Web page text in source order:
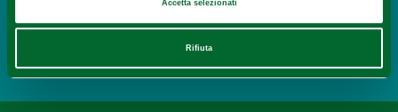
Accetta selezionati
Rifiuta
Parco Fluviale Regionale del Taro